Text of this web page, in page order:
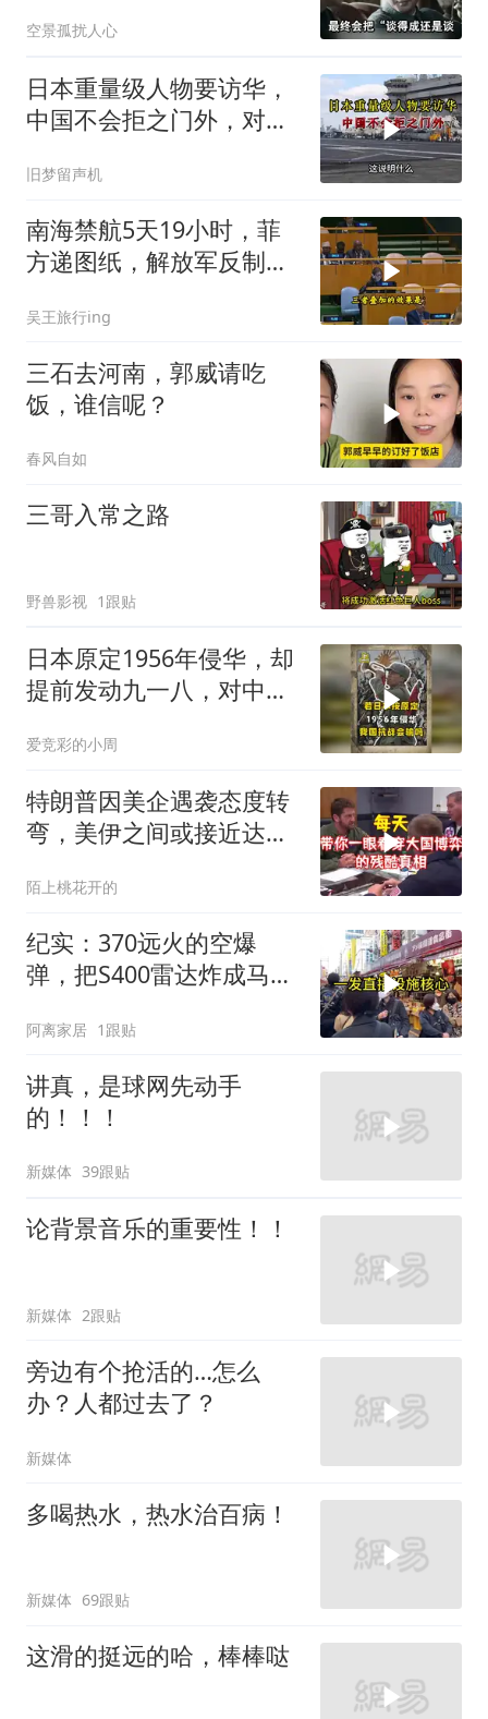
空景孤扰人心
日本重量级人物要访华，
中国不会拒之门外，对日
旧梦留声机
南海禁航5天19小时，菲
方递图纸，解放军反制组
吴王旅行ing
三石去河南，郭威请吃
饭，谁信呢？
春风自如
三哥入常之路
野兽影视 1跟贴
日本原定1956年侵华，却
提前发动九一八，对中国
爱竞彩的小周
特朗普因美企遇袭态度转
弯，美伊之间或接近达成
陌上桃花开的
纪实：370远火的空爆
弹，把S400雷达炸成马蜂
了
阿离家居 1跟贴
讲真，是球网先动手
的！！！
新媒体 39跟贴
论背景音乐的重要性！！
新媒体 2跟贴
旁边有个抢活的…怎么
办？人都过去了？
新媒体
多喝热水，热水治百病！
新媒体 69跟贴
这滑的挺远的哈，棒棒哒